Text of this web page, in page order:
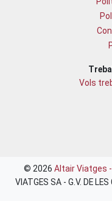
Vols
© 2026 Altair Viatges -
VIATGES SA - G.V. DE